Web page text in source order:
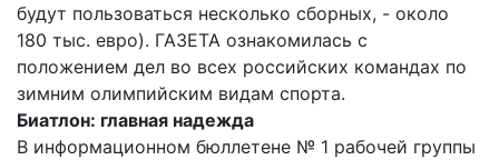
будут пользоваться несколько сборных, - около
180 тыс. евро). ГАЗЕТА ознакомилась с
положением дел во всех российских командах по
зимним олимпийским видам спорта.
Биатлон: главная надежда
В информационном бюллетене № 1 рабочей группы